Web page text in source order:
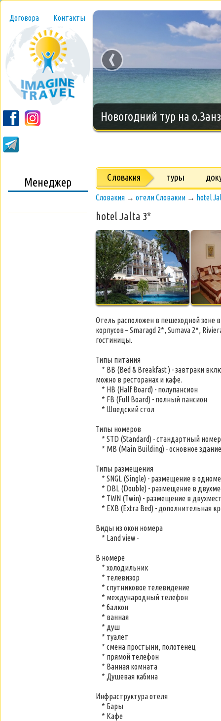
Договора Контакты
Новогодний тур на
‹
Менеджер Словакия туры
Словакия → отели Словакии → hotel
hotel Jalta 3*
Отель расположен в пешеходной зоне
корпусов – Smaragd 2*, Sumava 2*,
гостиницы.
Типы питания
* BB (Bed & Breakfast ) - завтраки
можно в ресторанах и кафе.
* HB (Half Board) - полупансион
* FB (Full Board) - полный пансион
* Шведский стол
Типы номеров
* STD (Standard) - стандартный номер
* MB (Main Building) - основное
Типы размещения
* SNGL (Single) - размещение в
* DBL (Double) - размещение в
* TWN (Twin) - размещение в
* EXB (Extra Bed) - дополнительная
Виды из окон номера
* Land view -
В номере
* холодильник
* телевизор
* cпутниковое телевидение
* международный телефон
* балкон
* ванная
* душ
* туалет
* смена простыни, полотенец
* прямой телефон
* Ванная комната
* Душевая кабина
Инфраструктура отеля
* Бары
* Кафе